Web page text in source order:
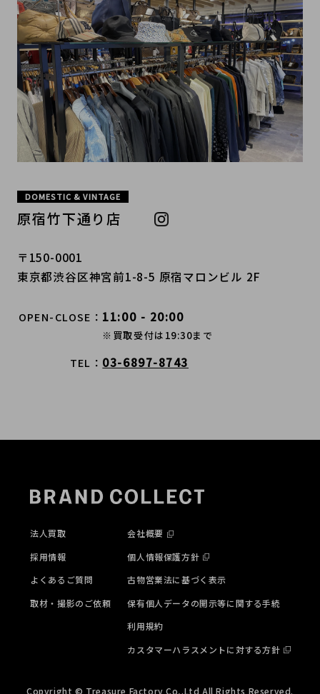
DOMESTIC & VINTAGE
原宿竹下通り店
〒150-0001
東京都渋谷区神宮前1-8-5 原宿マロンビル 2F
OPEN-CLOSE 11:00 - 20:00
※買取受付は19:30まで
TEL 03-6897-8743
法人買取
採用情報
よくあるご質問
取材・撮影のご依頼
会社概要
個人情報保護方針
古物営業法に基づく表示
保有個人データの開示等に関する手続
利用規約
カスタマーハラスメントに対する方針
Copyright © Treasure Factory Co,.Ltd All Rights Reserved.